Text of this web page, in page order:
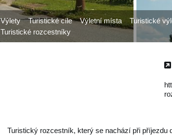
Turistický rozcestník, který se nachází při příjezdu
Výlety Turistické cíle Výletní místa
Turistické
Turistické rozcestníky